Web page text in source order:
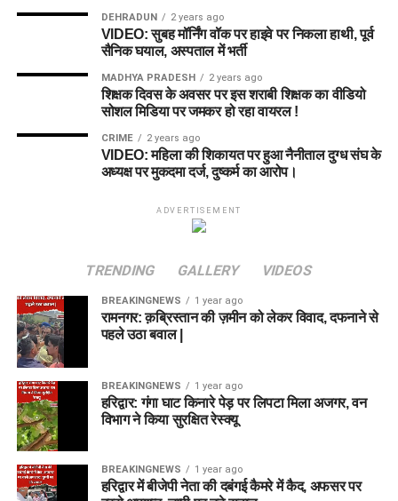
DEHRADUN 2 years ago
VIDEO: सुबह मॉर्निंग वॉक पर हाइवे पर निकला हाथी, पूर्व
सैनिक घयाल, अस्पताल में भर्ती
MADHYA PRADESH 2 years ago
शिक्षक दिवस के अवसर पर इस शराबी शिक्षक का वीडियो
सोशल मिडिया पर जमकर हो रहा वायरल !
CRIME 2 years ago
VIDEO: महिला की शिकायत पर हुआ नैनीताल दुग्ध संघ के
अध्यक्ष पर मुकदमा दर्ज, दुष्कर्म का आरोप।
ADVERTISEMENT
TRENDING GALLERY VIDEOS
BREAKINGNEWS 1 year ago
रामनगर: क़ब्रिस्तान की ज़मीन को लेकर विवाद, दफनाने से
पहले उठा बवाल |
BREAKINGNEWS 1 year ago
हरिद्वार: गंगा घाट किनारे पेड़ पर लिपटा मिला अजगर, वन
विभाग ने किया सुरक्षित रेस्क्यू
BREAKINGNEWS 1 year ago
हरिद्वार में बीजेपी नेता की दबंगई कैमरे में कैद, अफसर पर